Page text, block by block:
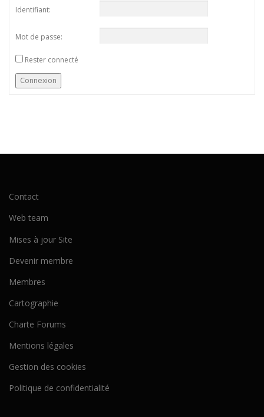
Identifiant:
Mot de passe:
Rester connecté
Connexion
Contact
Web team
Mises à jour Site
Devenir membre
Membres
Cartographie
Charte Forums
Mentions légales
Gestion des cookies
Politique de confidentialité